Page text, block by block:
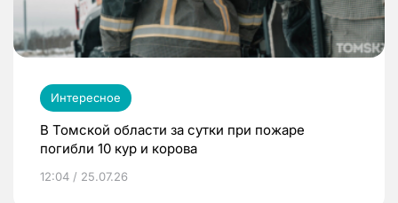
Интересное
В Томской области за сутки при пожаре
погибли 10 кур и корова
12:04 / 25.07.26